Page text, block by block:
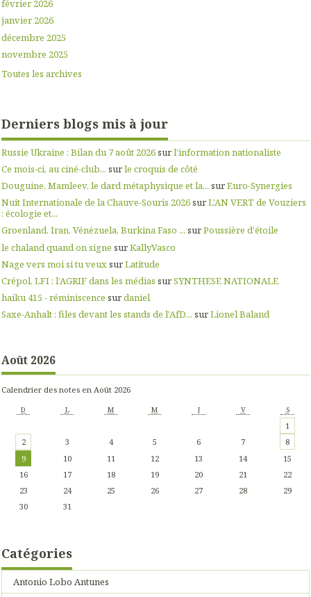
février 2026
janvier 2026
décembre 2025
novembre 2025
Toutes les archives
Derniers blogs mis à jour
Russie Ukraine : Bilan du 7 août 2026surl'information nationaliste
Ce mois-ci, au ciné-club... surle croquis de côté
Douguine, Mamleev, le dard métaphysique et la... surEuro-Synergies
Nuit Internationale de la Chauve-Souris 2026surL'AN VERT de Vouziers
: écologie et...
Groenland, Iran, Vénézuela, Burkina Faso ... surPoussière d'étoile
le chaland quand on signe surKallyVasco
Nage vers moi si tu veuxsurLatitude
Crépol, LFI : l’AGRIF dans les médias surSYNTHESE NATIONALE
haiku 415 - réminiscence surdaniel
Saxe-Anhalt : files devant les stands de l'AfD... surLionel Baland
Août 2026
Calendrier des notes en Août 2026
D L M M J V S
1
2
3 4 5 6 7
8
9
10 11 12 13 14
15
16
17 18 19 20 21
22
23
24 25 26 27 28
29
30
31
Catégories
Antonio Lobo Antunes